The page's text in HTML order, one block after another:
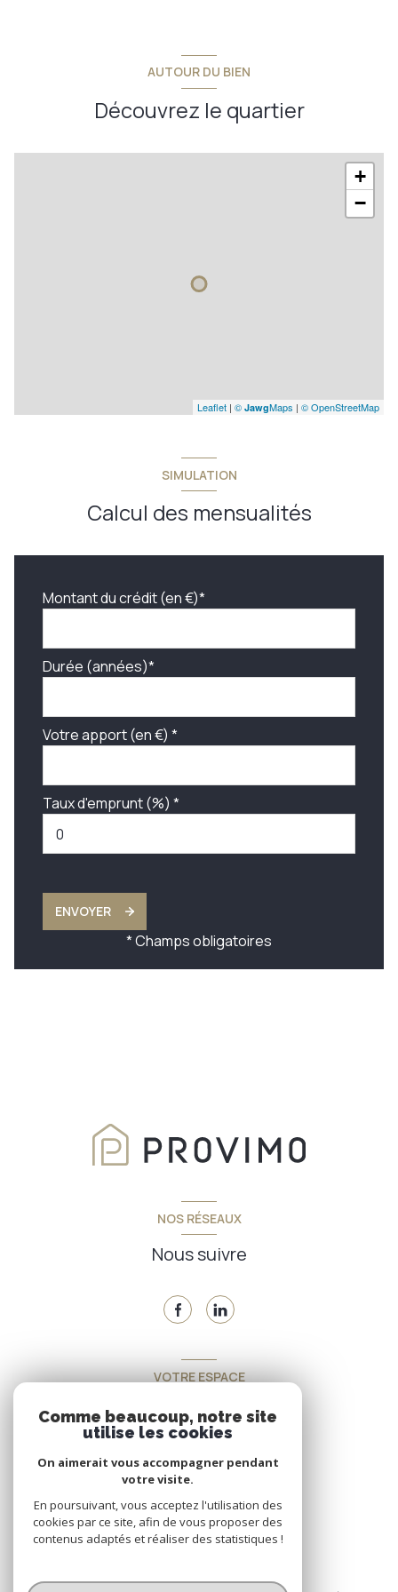
arboré
AUTOUR DU BIEN
Découvrez le quartier
+
−
Leaflet | © JawgMaps | © OpenStreetMap
SIMULATION
Calcul des mensualités
Montant du crédit (en €)*
Durée (années)*
Votre apport (en €) *
Taux d'emprunt (%) *
ENVOYER
* Champs obligatoires
NOS RÉSEAUX
Nous suivre
VOTRE ESPACE
Espace propriétaire
SE CONNECTER
Comme beaucoup, notre site
utilise les cookies
On aimerait vous accompagner pendant
votre visite.
En poursuivant, vous acceptez l'utilisation des
cookies par ce site, afin de vous proposer des
contenus adaptés et réaliser des statistiques !